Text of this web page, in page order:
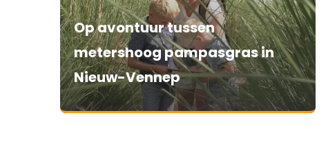
Op avontuur tussen
metershoog pampasgras in
Nieuw-Vennep